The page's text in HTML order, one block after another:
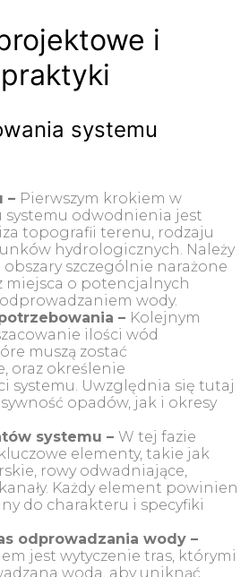
i
systemu
– Pierwszym krokiem w
odwodnienia jest
topografii terenu, rodzaju
hydrologicznych. Należy
szczególnie narażone
miejsca o potencjalnych
wody.
– Kolejnym
ilości wód
muszą zostać
oraz określenie
systemu. Uwzględnia się tutaj
opadów, jak i okresy
systemu – W tej fazie
elementy, takie jak
rowy odwadniające,
Każdy element powinien
do charakteru i specyfiki
odprowadzania wody –
jest wytyczenie tras, którymi
woda, aby uniknąć